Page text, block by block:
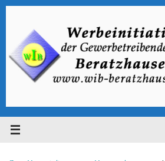
Zum
springen